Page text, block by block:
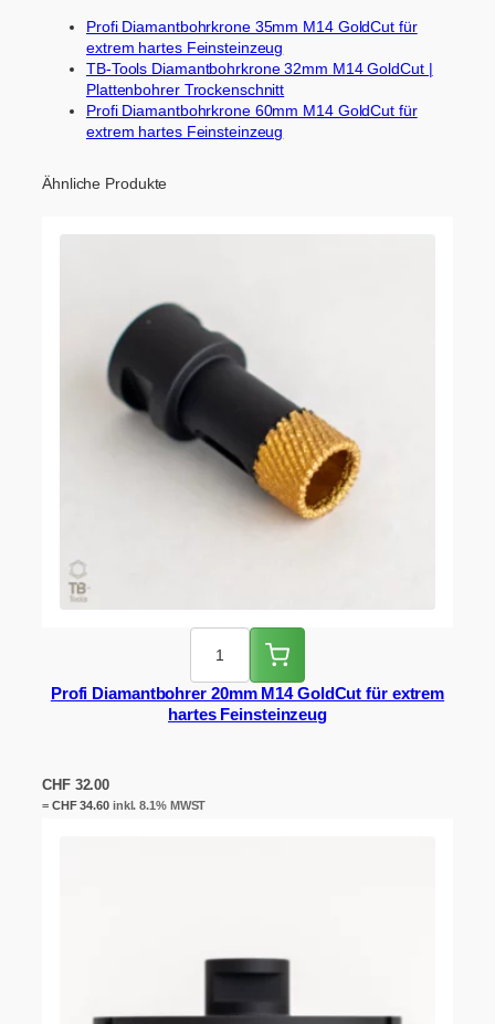
Profi Diamantbohrkrone 35mm M14 GoldCut für
extrem hartes Feinsteinzeug
TB-Tools Diamantbohrkrone 32mm M14 GoldCut |
Plattenbohrer Trockenschnitt
Profi Diamantbohrkrone 60mm M14 GoldCut für
extrem hartes Feinsteinzeug
Ähnliche Produkte
Profi Diamantbohrer 20mm M14 GoldCut für extrem
hartes Feinsteinzeug
CHF32.00
= CHF34.60inkl. 8.1% MWST